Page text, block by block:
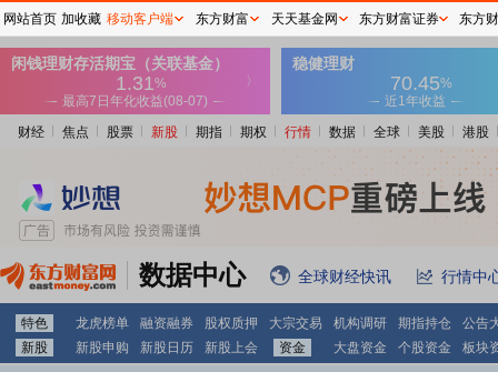
财经 焦点 股票 新股 期指 期权 行情 数据 全球 美股 港股
数据中心 全球财经快讯 行情中
特色 龙虎榜单 融资融券 股权质押 大宗交易 机构调研 期指持仓
公告
新股
新股申购 新股日历 新股上会 资金 大盘资金 个股资金 板块
网站首页 加收藏 移动客户端 东方财富 天天基金网 东方财富证券 东方